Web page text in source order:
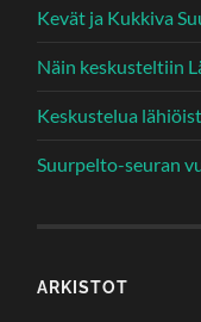
Kevät ja Kukkiva
Näin keskusteltiin
Keskustelua
Suurpelto-seuran
ARKISTOT